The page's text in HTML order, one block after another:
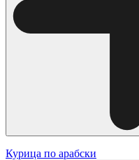
Курица по арабски